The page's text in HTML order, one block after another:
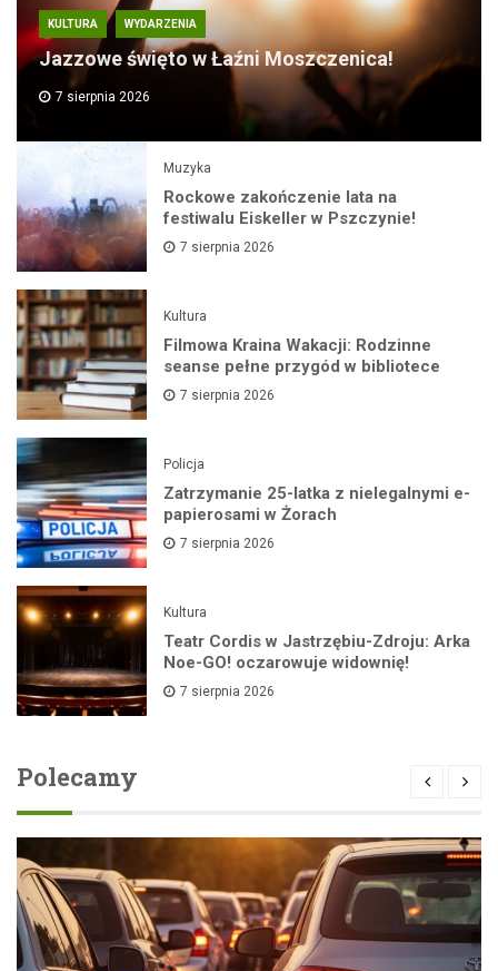
KULTURA WYDARZENIA
Jazzowe święto w Łaźni Moszczenica!
7 sierpnia 2026
Muzyka
Rockowe zakończenie lata na
festiwalu Eiskeller w Pszczynie!
7 sierpnia 2026
Kultura
Filmowa Kraina Wakacji: Rodzinne
seanse pełne przygód w bibliotece
7 sierpnia 2026
Policja
Zatrzymanie 25-latka z nielegalnymi e-
papierosami w Żorach
7 sierpnia 2026
Kultura
Teatr Cordis w Jastrzębiu-Zdroju: Arka
Noe-GO! oczarowuje widownię!
7 sierpnia 2026
Polecamy